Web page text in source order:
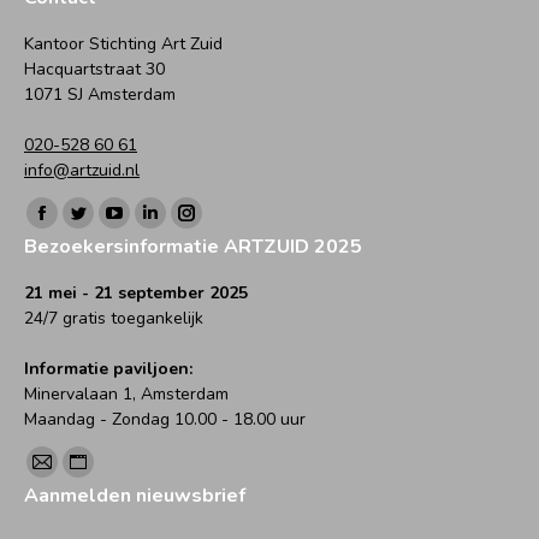
Kantoor Stichting Art Zuid
Hacquartstraat 30
1071 SJ Amsterdam
020-528 60 61
info@artzuid.nl
Vind ons op:
Facebook
page
opens
in
window
Twitter
page
opens
in
window
YouTube
page
opens
in
window
Linkedin
page
opens
in
window
Instagram
page
opens
in
window
Bezoekersinformatie ARTZUID 2025
21 mei - 21 september 2025
24/7 gratis toegankelijk
Informatie paviljoen:
Minervalaan 1, Amsterdam
Maandag - Zondag 10.00 - 18.00 uur
Vind ons op:
Mail
page
Website
page
Aanmelden nieuwsbrief